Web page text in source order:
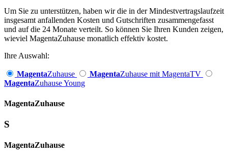
Um Sie zu unterstützen, haben wir die in der Mindestvertragslaufzeit
insgesamt anfallenden Kosten und Gutschriften zusammengefasst
und auf die 24 Monate verteilt. So können Sie Ihren Kunden zeigen,
wieviel MagentaZuhause monatlich effektiv kostet.
Ihre Auswahl:
MagentaZuhause MagentaZuhause mit MagentaTV
MagentaZuhause Young
Magenta­Zuhause
S
Magenta­Zuhause